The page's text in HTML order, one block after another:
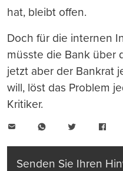
hat, bleibt offen.
Doch für die internen
müsste die Bank über
jetzt aber der Bankrat
will, löst das Problem
Kritiker.
WhatsAppTwitter
Senden Sie Ihren